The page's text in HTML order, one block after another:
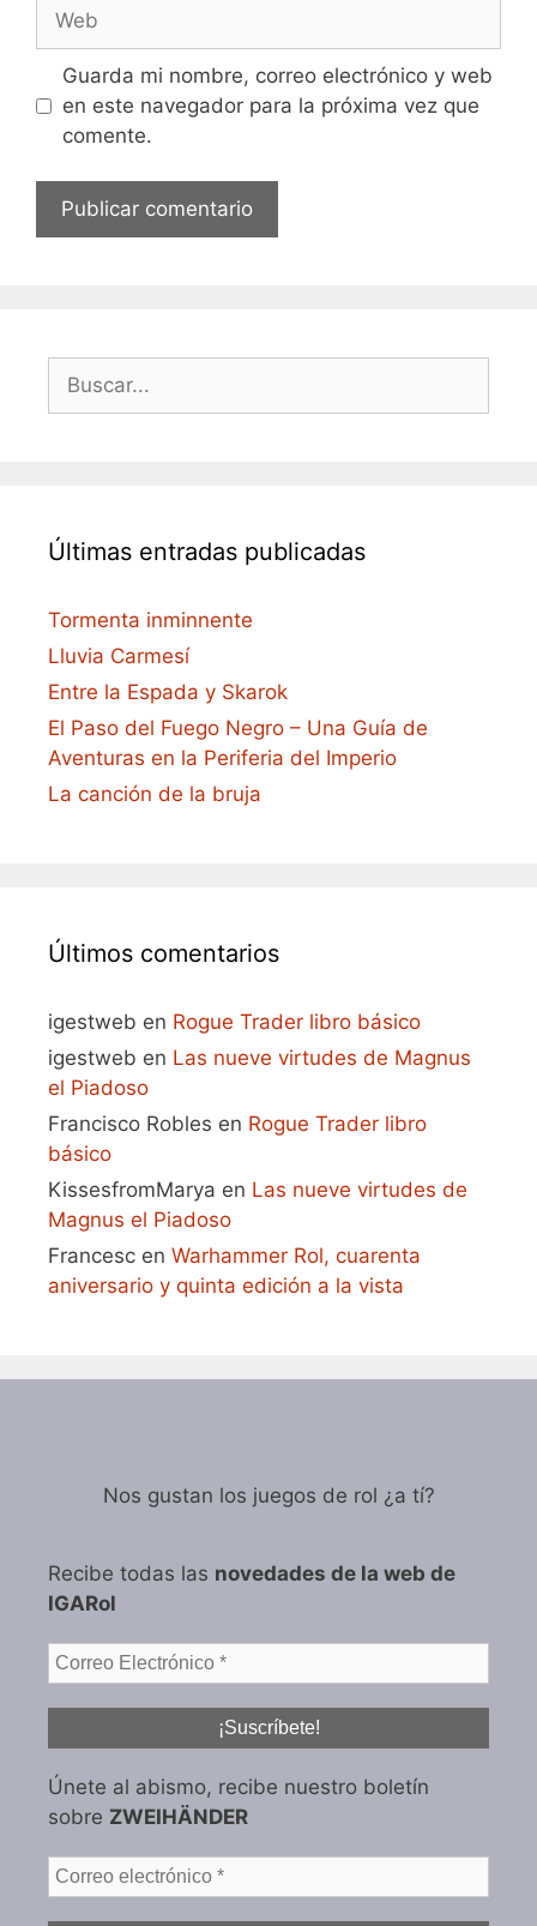
Guarda mi nombre, correo electrónico y web
en este navegador para la próxima vez que
comente.
Buscar:
Últimas entradas publicadas
Tormenta inminnente
Lluvia Carmesí
Entre la Espada y Skarok
El Paso del Fuego Negro – Una Guía de
Aventuras en la Periferia del Imperio
La canción de la bruja
Últimos comentarios
igestweb en Rogue Trader libro básico
igestweb en Las nueve virtudes de Magnus
el Piadoso
Francisco Robles en Rogue Trader libro
básico
KissesfromMarya en Las nueve virtudes de
Magnus el Piadoso
Francesc en Warhammer Rol, cuarenta
aniversario y quinta edición a la vista
Nos gustan los juegos de rol ¿a tí?
Recibe todas las novedades de la web de
IGARol
Únete al abismo, recibe nuestro boletín
sobre ZWEIHÄNDER